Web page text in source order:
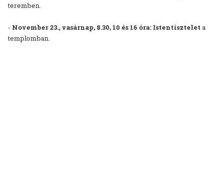
teremben.
- November 23., vasárnap, 8.30, 10 és 16 óra: Istentisztelet a
templomban.